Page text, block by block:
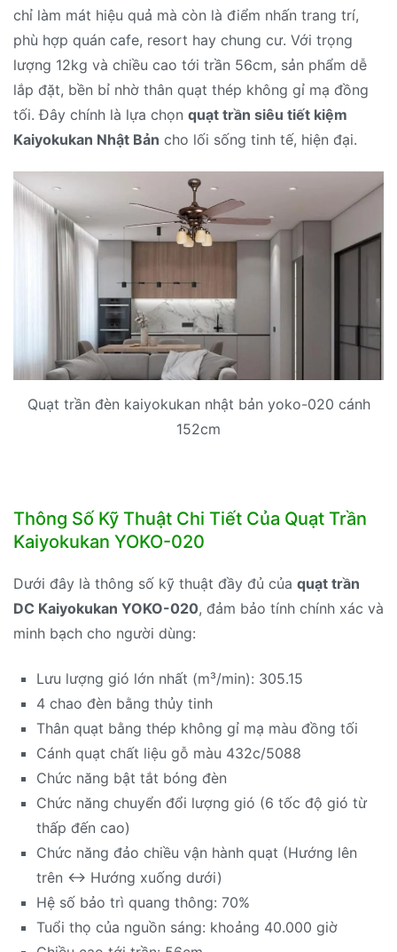
chỉ làm mát hiệu quả mà còn là điểm nhấn trang trí,
phù hợp quán cafe, resort hay chung cư. Với trọng
lượng 12kg và chiều cao tới trần 56cm, sản phẩm dễ
lắp đặt, bền bỉ nhờ thân quạt thép không gỉ mạ đồng
tối. Đây chính là lựa chọn quạt trần siêu tiết kiệm
Kaiyokukan Nhật Bản cho lối sống tinh tế, hiện đại.
Quạt trần đèn kaiyokukan nhật bản yoko-020 cánh
152cm
Thông Số Kỹ Thuật Chi Tiết Của Quạt Trần
Kaiyokukan YOKO-020
Dưới đây là thông số kỹ thuật đầy đủ của quạt trần
DC Kaiyokukan YOKO-020, đảm bảo tính chính xác và
minh bạch cho người dùng:
Lưu lượng gió lớn nhất (m³/min): 305.15
4 chao đèn bằng thủy tinh
Thân quạt bằng thép không gỉ mạ màu đồng tối
Cánh quạt chất liệu gỗ màu 432c/5088
Chức năng bật tắt bóng đèn
Chức năng chuyển đổi lượng gió (6 tốc độ gió từ
thấp đến cao)
Chức năng đảo chiều vận hành quạt (Hướng lên
trên ↔ Hướng xuống dưới)
Hệ số bảo trì quang thông: 70%
Tuổi thọ của nguồn sáng: khoảng 40.000 giờ